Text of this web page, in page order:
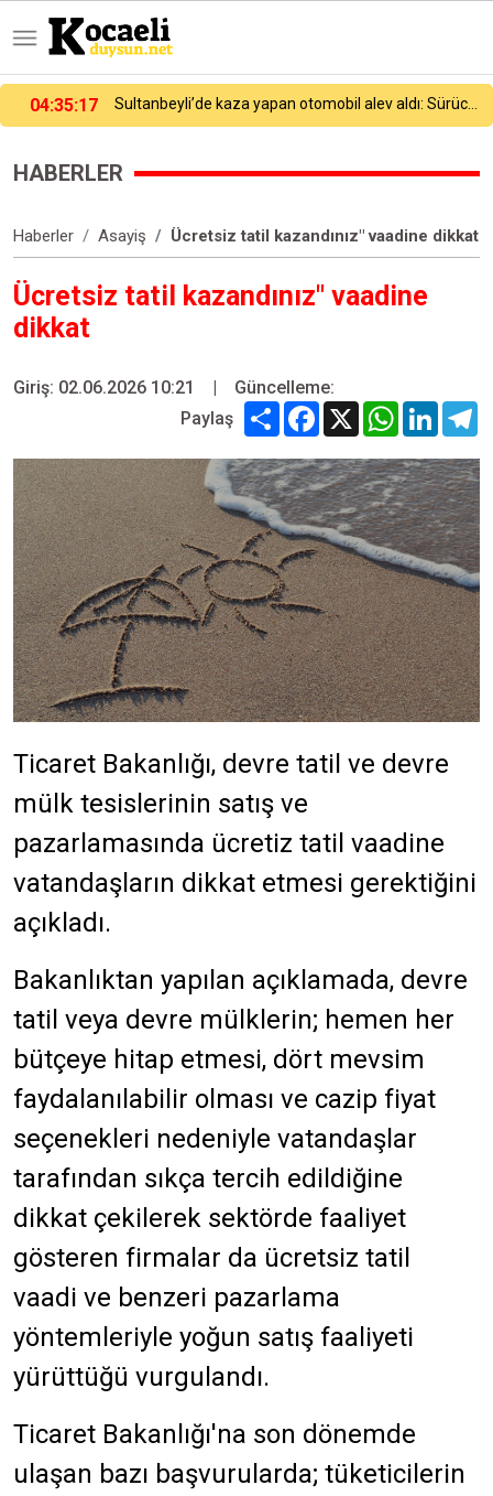
04:35:17
HABERLER
Haberler Asayiş Ücretsiz tatil kazandınız" vaadine dikkat
Ücretsiz tatil kazandınız" vaadine
dikkat
Giriş: 02.06.2026 10:21 |
Güncelleme:
Paylaş
Share Facebook
X WhatsApp
Ticaret Bakanlığı, devre tatil ve devre
mülk tesislerinin satış ve
pazarlamasında ücretiz tatil vaadine
vatandaşların dikkat etmesi gerektiğini
açıkladı.
Bakanlıktan yapılan açıklamada, devre
tatil veya devre mülklerin; hemen her
bütçeye hitap etmesi, dört mevsim
faydalanılabilir olması ve cazip fiyat
seçenekleri nedeniyle vatandaşlar
tarafından sıkça tercih edildiğine
dikkat çekilerek sektörde faaliyet
gösteren firmalar da ücretsiz tatil
vaadi ve benzeri pazarlama
yöntemleriyle yoğun satış faaliyeti
yürüttüğü vurgulandı.
Ticaret Bakanlığı'na son dönemde
ulaşan bazı başvurularda; tüketicilerin